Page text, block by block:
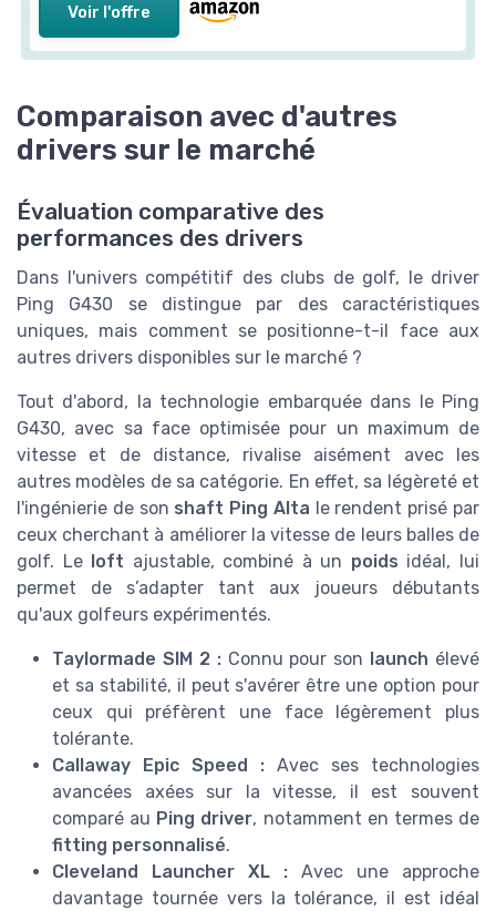
Voir l'offre
Comparaison avec d'autres
drivers sur le marché
Évaluation comparative des
performances des drivers
Dans l'univers compétitif des clubs de golf, le driver
Ping G430 se distingue par des caractéristiques
uniques, mais comment se positionne-t-il face aux
autres drivers disponibles sur le marché ?
Tout d'abord, la technologie embarquée dans le Ping
G430, avec sa face optimisée pour un maximum de
vitesse et de distance, rivalise aisément avec les
autres modèles de sa catégorie. En effet, sa légèreté et
l'ingénierie de son shaft Ping Alta le rendent prisé par
ceux cherchant à améliorer la vitesse de leurs balles de
golf. Le loft ajustable, combiné à un poids idéal, lui
permet de s’adapter tant aux joueurs débutants
qu'aux golfeurs expérimentés.
Taylormade SIM 2 :Connu pour son launch élevé
et sa stabilité, il peut s'avérer être une option pour
ceux qui préfèrent une face légèrement plus
tolérante.
Callaway Epic Speed : Avec ses technologies
avancées axées sur la vitesse, il est souvent
comparé au Ping driver, notamment en termes de
fitting personnalisé.
Cleveland Launcher XL : Avec une approche
davantage tournée vers la tolérance, il est idéal